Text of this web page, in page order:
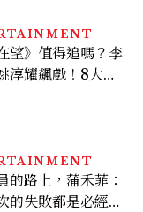
望》值得追嗎？李
淳耀飆戲！8大看
的路上，蒲禾菲：
的失敗都是必經過